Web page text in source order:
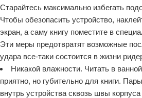
Старайтесь максимально избегать
Чтобы обезопасить устройство,
экран, а саму книгу поместите в
Эти меры предотвратят возможные
удара все-таки состоится в жизни
Никакой влажности. Читать в
приятно, но губительно для книги.
внутрь устройства сквозь швы